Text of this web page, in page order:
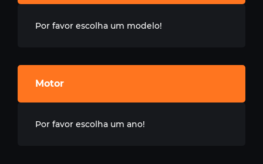
Por favor escolha um modelo!
Motor
Por favor escolha um ano!